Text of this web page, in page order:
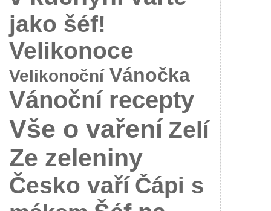
jako šéf!
Velikonoce
Velikonoční Vánočka
Vánoční recepty
Vše o vaření Zelí
Ze zeleniny
Česko vaří Čápi s